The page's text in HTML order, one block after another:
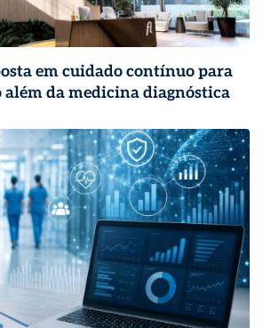
em cuidado contínuo para
da medicina diagnóstica